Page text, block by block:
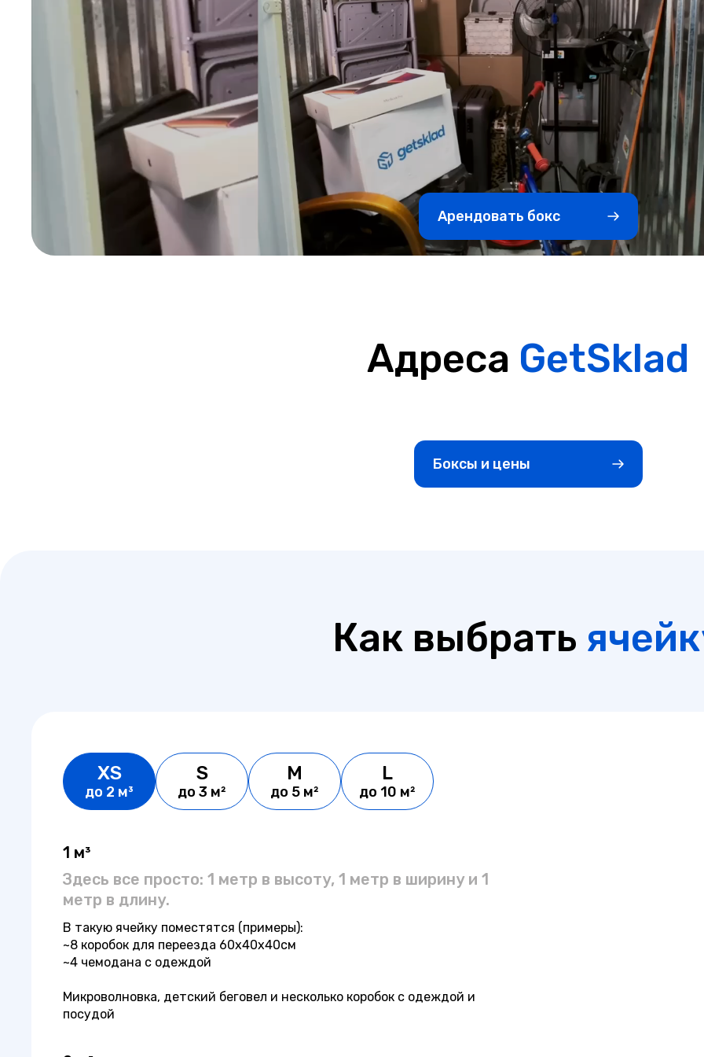
Арендовать бокс
Адреса GetSklad
Боксы и цены
Как выбрать
XS
до 2 м³
S
до 3 м²
M
до 5 м²
L
до 10 м²
1 м³
Здесь все просто: 1 метр в высоту, 1 метр в ширину и 1
метр в длину.
В такую ячейку поместятся (примеры):
~8 коробок для переезда 60x40x40см
~4 чемодана с одеждой
Микроволновка, детский беговел и несколько коробок с одеждой и
посудой